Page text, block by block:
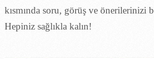
kısmında soru, görüş ve önerilerinizi
Hepiniz sağlıkla kalın!